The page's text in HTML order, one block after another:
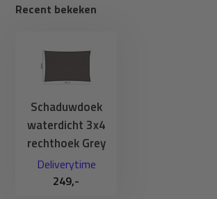
Recent bekeken
Schaduwdoek
waterdicht 3x4
rechthoek Grey
Deliverytime
249,-